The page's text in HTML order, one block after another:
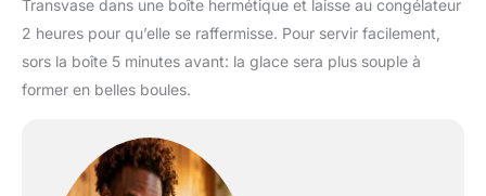
Transvase dans une boîte hermétique et laisse au congélateur
2 heures pour qu’elle se raffermisse. Pour servir facilement,
sors la boîte 5 minutes avant: la glace sera plus souple à
former en belles boules.